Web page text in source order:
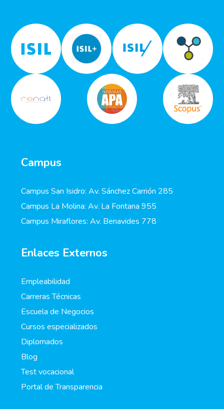
Campus
Campus San Isidro: Av. Sánchez Carrión 285
Campus La Molina: Av. La Fontana 955
Campus Miraflores: Av. Benavides 778
Enlaces Externos
Empleabilidad
Carreras Técnicas
Escuela de Negocios
Cursos especializados
Diplomados
Blog
Test vocacional
Portal de Transparencia